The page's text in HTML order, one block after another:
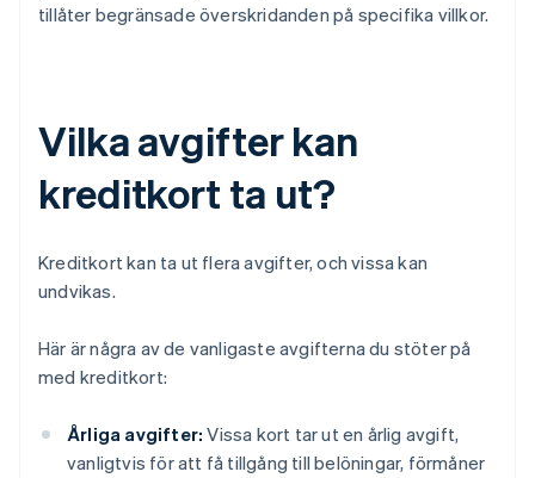
tillåter begränsade överskridanden på specifika villkor.
Vilka avgifter kan
kreditkort ta ut?
Kreditkort kan ta ut flera avgifter, och vissa kan
undvikas.
Här är några av de vanligaste avgifterna du stöter på
med kreditkort:
Årliga avgifter: Vissa kort tar ut en årlig avgift,
vanligtvis för att få tillgång till belöningar, förmåner